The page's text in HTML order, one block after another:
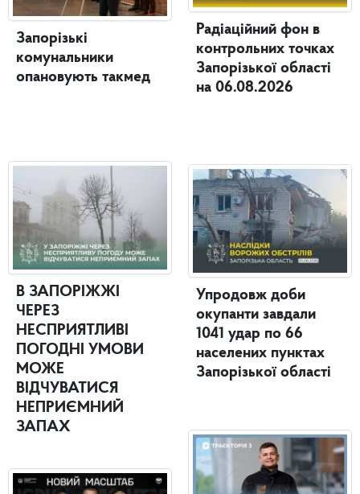
Запорізькі
комунальники
опановують такмед
В ЗАПОРІЖЖІ
ЧЕРЕЗ
НЕСПРИЯТЛИВІ
ПОГОДНІ УМОВИ
МОЖЕ
ВІДЧУВАТИСЯ
НЕПРИЄМНИЙ
ЗАПАХ
Радіаційний фон в
контрольних точках
Запорізької області
на 06.08.2026
Упродовж доби
окупанти завдали
1041 удар по 66
населених пунктах
Запорізької області